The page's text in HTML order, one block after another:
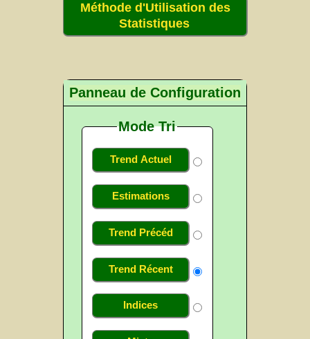
Méthode d'Utilisation des
Statistiques
Panneau de Configuration
Mode Tri
Trend Actuel
Estimations
Trend Précéd
Trend Récent
Indices